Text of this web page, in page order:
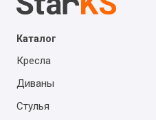
Каталог
Кресла
Диваны
Стулья